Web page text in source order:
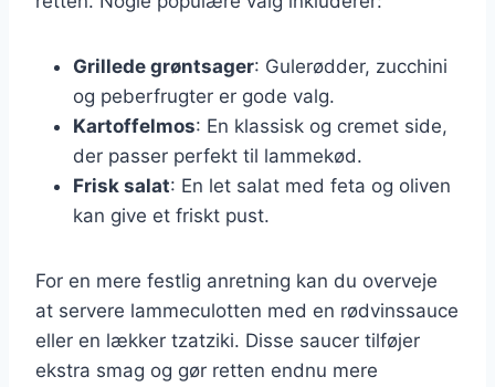
Grillede grøntsager: Gulerødder, zucchini
og peberfrugter er gode valg.
Kartoffelmos: En klassisk og cremet side,
der passer perfekt til lammekød.
Frisk salat: En let salat med feta og oliven
kan give et friskt pust.
For en mere festlig anretning kan du overveje
at servere lammeculotten med en rødvinssauce
eller en lækker tzatziki. Disse saucer tilføjer
ekstra smag og gør retten endnu mere